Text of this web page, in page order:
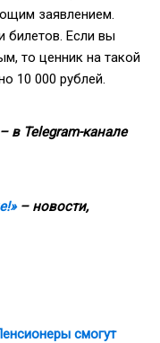
заявлением.
билетов. Если вы
то ценник на такой
10 000 рублей.
в Telegram-канале
– новости,
смогут